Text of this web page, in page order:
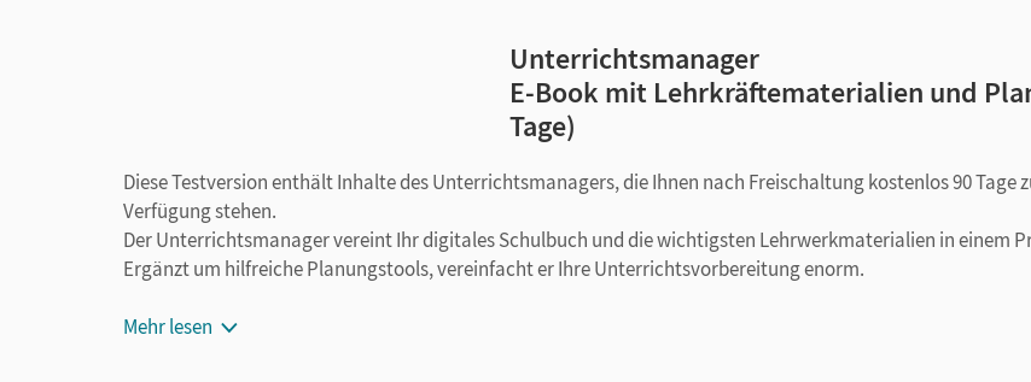
Unterrichtsmanager
E-Book mit Lehrkräftematerialien und
Tage)
Diese Testversion enthält Inhalte des Unterrichtsmanagers, die Ihnen nach Freischaltung kostenlos 90 Tage
Verfügung stehen.
Der Unterrichtsmanager vereint Ihr digitales Schulbuch und die wichtigsten Lehrwerkmaterialien in einem
Ergänzt um hilfreiche Planungstools, vereinfacht er Ihre Unterrichtsvorbereitung enorm.
Mehr lesen